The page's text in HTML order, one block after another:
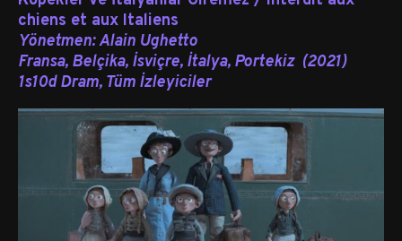
chiens et aux Italiens
Yönetmen:Alain Ughetto
Fransa, Belçika, İsviçre, İtalya, Portekiz (2021)
1s10d Dram, Tüm İzleyiciler